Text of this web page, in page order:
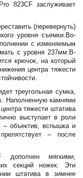
823CF заслуживает
(перевернуть)
уровня съемки.Во-
с изменяемым
с уровня 237мм.В-
крючок, на который
центра тяжести
треугольная сумка,
Наполненную камнями
тяжести штатива
выступает в роли
– объектив, вспышка и
– после
мягкими,
секций ножек. Эти
штатива в зимнее